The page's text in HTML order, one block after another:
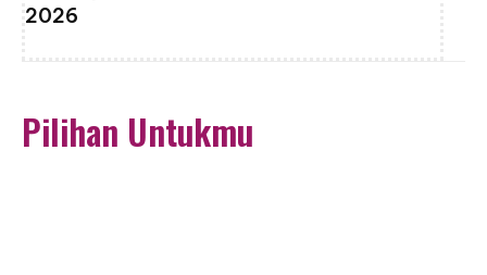
2026
Pilihan Untukmu